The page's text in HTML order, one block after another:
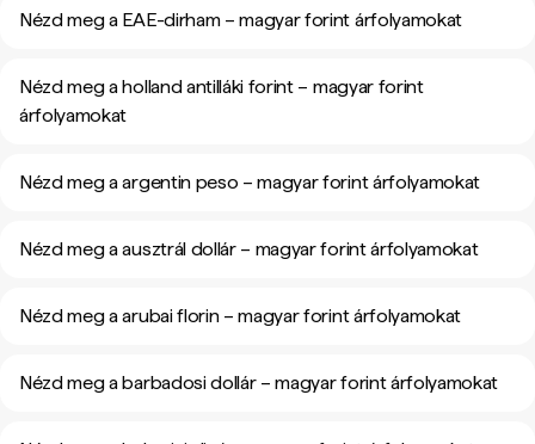
Nézd meg a EAE-dirham – magyar forint árfolyamokat
Nézd meg a holland antilláki forint – magyar forint
árfolyamokat
Nézd meg a argentin peso – magyar forint árfolyamokat
Nézd meg a ausztrál dollár – magyar forint árfolyamokat
Nézd meg a arubai florin – magyar forint árfolyamokat
Nézd meg a barbadosi dollár – magyar forint árfolyamokat